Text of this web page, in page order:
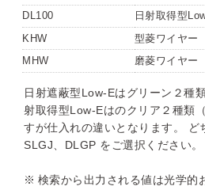
DL100
日射取得型
KHW
型菱ワイヤー
MHW
磨菱ワイヤー
日射遮蔽型Low-Eはグリーン２種
射取得型Low-Eはのクリア２種類
すが仕入れの違いとなります。 ど
SLGJ、DLGP をご選択ください。
検索から出力される値は光学的